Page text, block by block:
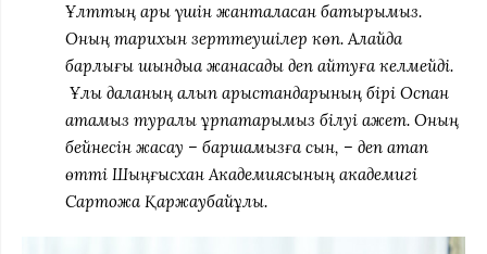
Ұлттың ары үшін жанталасқан батырымыз.
Оның тарихын зерттеушілер көп. Алайда
барлығы шындыққа жанасады деп айтуға келмейді.
Ұлы даланың алып арыстандарының бірі Оспан
атамыз туралы ұрпақтарымыз білуі қажет. Оның
бейнесін жасау – баршамызға сын, – деп атап
өтті Шыңғысхан Академиясының академигі
Сартқожа Қаржаубайұлы.